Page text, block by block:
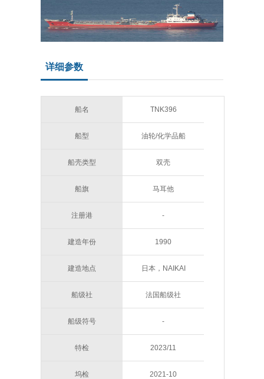
详细参数
船名 TNK396
船型 油轮/化学品船
船壳类型 双壳
船旗 马耳他
注册港 -
建造年份 1990
建造地点 日本，NAIKAI
SHIPBUILDING
船级社 法国船级社
船级符号 -
特检 2023/11
坞检 2021-10